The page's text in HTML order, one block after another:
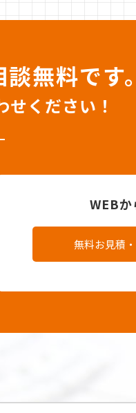
無料です。
ください！
WEB
無料お見積